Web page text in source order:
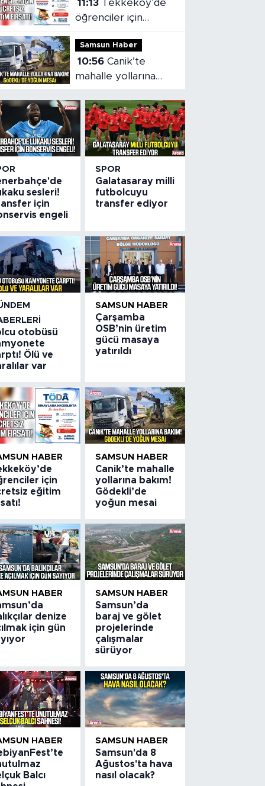
11:13
öğrenciler için
ücretsiz eğitim
fırsatı!
Samsun Haber
10:56 Canik’te
mahalle yollarına
bakım! Gödekli’de
yoğun mesai
sesleri!
için
engeli
SPOR
Galatasaray milli
futbolcuyu
transfer ediyor
otobüsü
Ölü ve
var
SAMSUN HABER
Çarşamba
OSB’nin üretim
gücü masaya
yatırıldı
HABER
için
eğitim
SAMSUN HABER
Canik’te mahalle
yollarına bakım!
Gödekli’de
yoğun mesai
HABER
denize
için gün
SAMSUN HABER
Samsun’da
baraj ve gölet
projelerinde
çalışmalar
sürüyor
HABER
Balcı
SAMSUN HABER
Samsun'da 8
Ağustos'ta hava
nasıl olacak?